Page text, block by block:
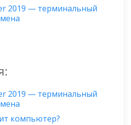
2019 — терминальный
2019 — терминальный
компьютер?